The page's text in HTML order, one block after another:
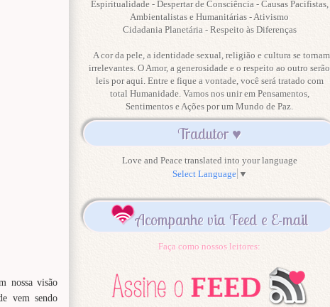
nossa visão
vem sendo
Espiritualidade - Despertar de Consciência - Causas Pacifistas,
Ambientalistas e Humanitárias - Ativismo
Cidadania Planetária - Respeito às Diferenças
A cor da pele, a identidade sexual, religião e cultura se tornam
irrelevantes. O Amor, a generosidade e o respeito ao outro serão
leis por aqui. Entre e fique a vontade, você será tratado com
total Humanidade. Vamos nos unir em Pensamentos,
Sentimentos e Ações por um Mundo de Paz.
Tradutor ♥
Love and Peace translated into your language
Select Language ▼
Acompanhe via Feed e E-mail
Faça como nossos leitores: